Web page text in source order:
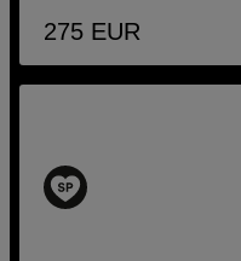
275 EUR